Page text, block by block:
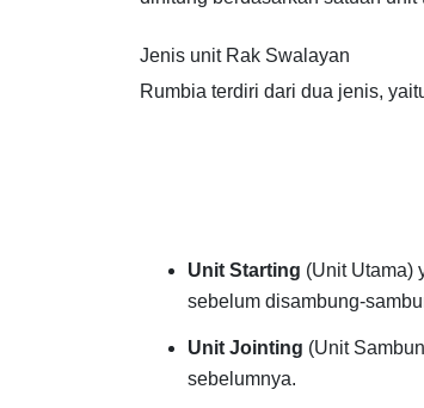
Jenis unit Rak Swalayan
Rumbia terdiri dari dua jenis,
Unit Starting (Unit Utama)
sebelum disambung-
Unit Jointing (Unit
sebelumnya.